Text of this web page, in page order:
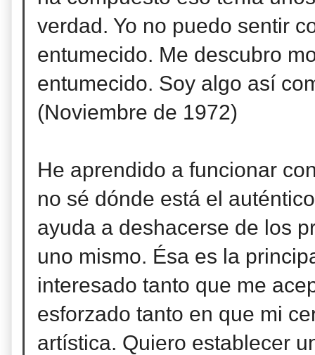
verdad. Yo no puedo sentir
entumecido. Me descubro
entumecido. Soy algo así
(Noviembre de 1972)
He aprendido a funcionar
no sé dónde está el
ayuda a deshacerse de los
uno mismo. Ésa es la
interesado tanto que me
esforzado tanto en que mi
artística. Quiero establecer